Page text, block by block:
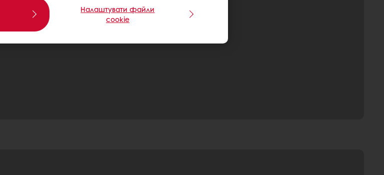
Налаштувати файли
cookie